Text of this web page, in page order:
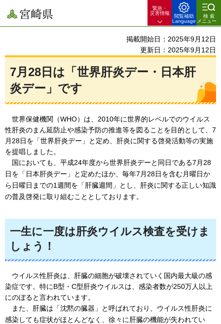
宮崎県
緊急・
災害情報
閲覧補助
Language
検索
メニュー
掲載開始日：2025年9月12日
更新日：2025年9月12日
7月28日は「世界肝炎デー・日本肝
炎デー」です
世界保健機関（WHO）は、2010年に世界的レベルでのウイルス
性肝炎のまん延防止や感染予防の推進等を図ることを目的として、7
月28日を「世界肝炎デー」と定め、肝炎に関する啓発活動等の実施
を提唱しました。
国においても、平成24年度から世界肝炎デーと同日である7月28
日を「日本肝炎デー」と定めたほか、毎年7月28日を含む月曜日か
ら日曜日までの1週間を「肝臓週間」とし、肝炎に関する正しい知識
の普及啓発に取り組むこととしております。
一生に一度は肝炎ウイルス検査を受けま
しょう！
ウイルス性肝炎は、肝臓の細胞が破壊されていく国内最大級の感
染症です。特にB型・C型肝炎ウイルスは、感染者数が250万人以上
にのぼると言われています。
また、肝臓は「沈黙の臓器」と呼ばれており、ウイルス性肝炎に
感染しても症状がほとんどなく、徐々に肝臓の機能が失われてい